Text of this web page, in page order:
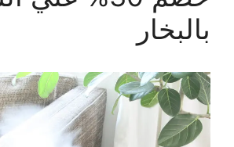
بالبخار